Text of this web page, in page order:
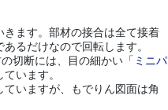
ます。部材の接合は全て接着
るだけなので回転します。
切断には、目の細かい「 ミニパ
ています。
いますが、もでりん図面は角